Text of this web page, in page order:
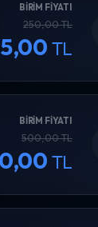
BIRIM FIYATI
250,00 TL
TL
BIRIM FIYATI
500,00 TL
TL